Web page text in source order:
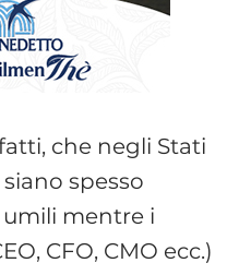
che negli Stati
spesso
mentre i
CFO, CMO ecc.)